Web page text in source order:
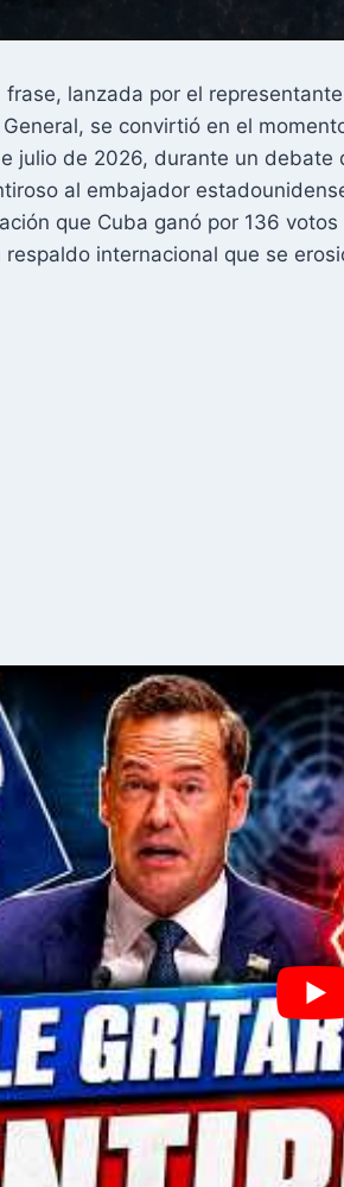
frase, lanzada por el
se convirtió en el
julio de 2026, durante un
al embajador
que Cuba ganó por 136
internacional que se